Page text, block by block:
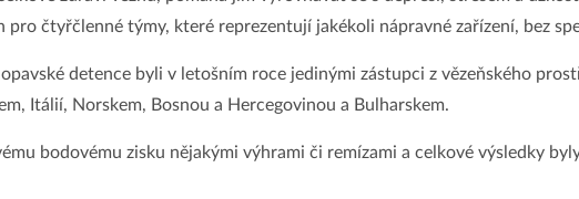
pro čtyřčlenné týmy, které reprezentují jakékoli nápravné zařízení, bez
detence byli v letošním roce jedinými zástupci z vězeňského
Itálií, Norskem, Bosnou a Hercegovinou a Bulharskem.
bodovému zisku nějakými výhrami či remízami a celkové výsledky